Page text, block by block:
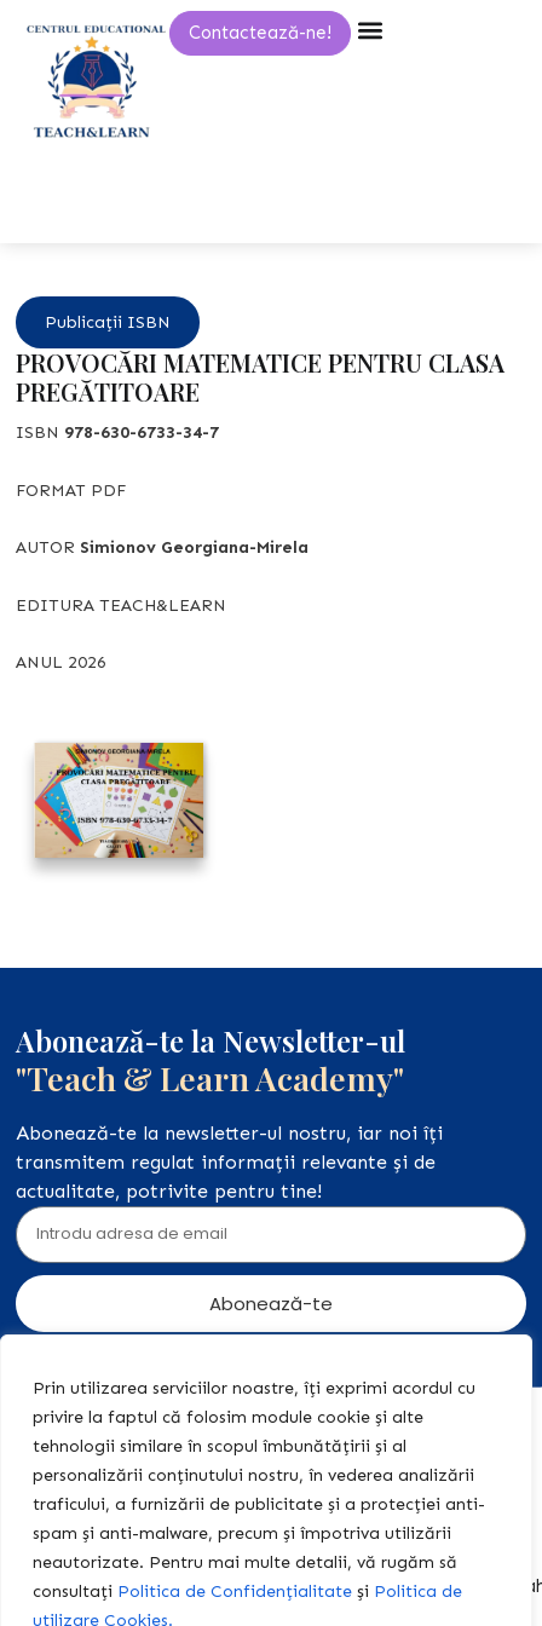
Prin utilizarea serviciilor noastre, îți exprimi acordul cu
privire la faptul că folosim module cookie și alte
tehnologii similare în scopul îmbunătățirii și al
personalizării conținutului nostru, în vederea analizării
traficului, a furnizării de publicitate și a protecției anti-
spam și anti-malware, precum și împotriva utilizării
neautorizate. Pentru mai multe detalii, vă rugăm să
consultați Politica de Confidențialitate și Politica de
utilizare Cookies.
content
Contactează-ne!
Publicații ISBN
PROVOCĂRI MATEMATICE PENTRU CLASA
PREGĂTITOARE
ISBN 978-630-6733-34-7
FORMAT PDF
AUTOR Simionov Georgiana-Mirela
EDITURA TEACH&LEARN
ANUL 2026
Abonează-te la Newsletter-ul
"Teach & Learn Academy"
Abonează-te la newsletter-ul nostru, iar noi îți
transmitem regulat informații relevante și de
actualitate, potrivite pentru tine!
Abonează-te
Acasă
Editura
Teach &
Learn
Centrul
Educațional
Fișe de
Acțiuni
legale
Politica de
Confidențialitate
Politica de
Cookies
+40 774
455 409
contact@teach-
learn-
academy.ro